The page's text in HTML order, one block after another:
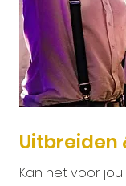
Uitbreiden
Kan het voor